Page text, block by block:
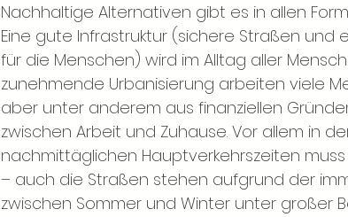
Nachhaltige Alternativen gibt es in allen
Eine gute Infrastruktur (sichere Straßen
für die Menschen) wird im Alltag aller
zunehmende Urbanisierung arbeiten viele
aber unter anderem aus finanziellen
zwischen Arbeit und Zuhause. Vor allem in
nachmittäglichen Hauptverkehrszeiten
– auch die Straßen stehen aufgrund der
zwischen Sommer und Winter unter großer